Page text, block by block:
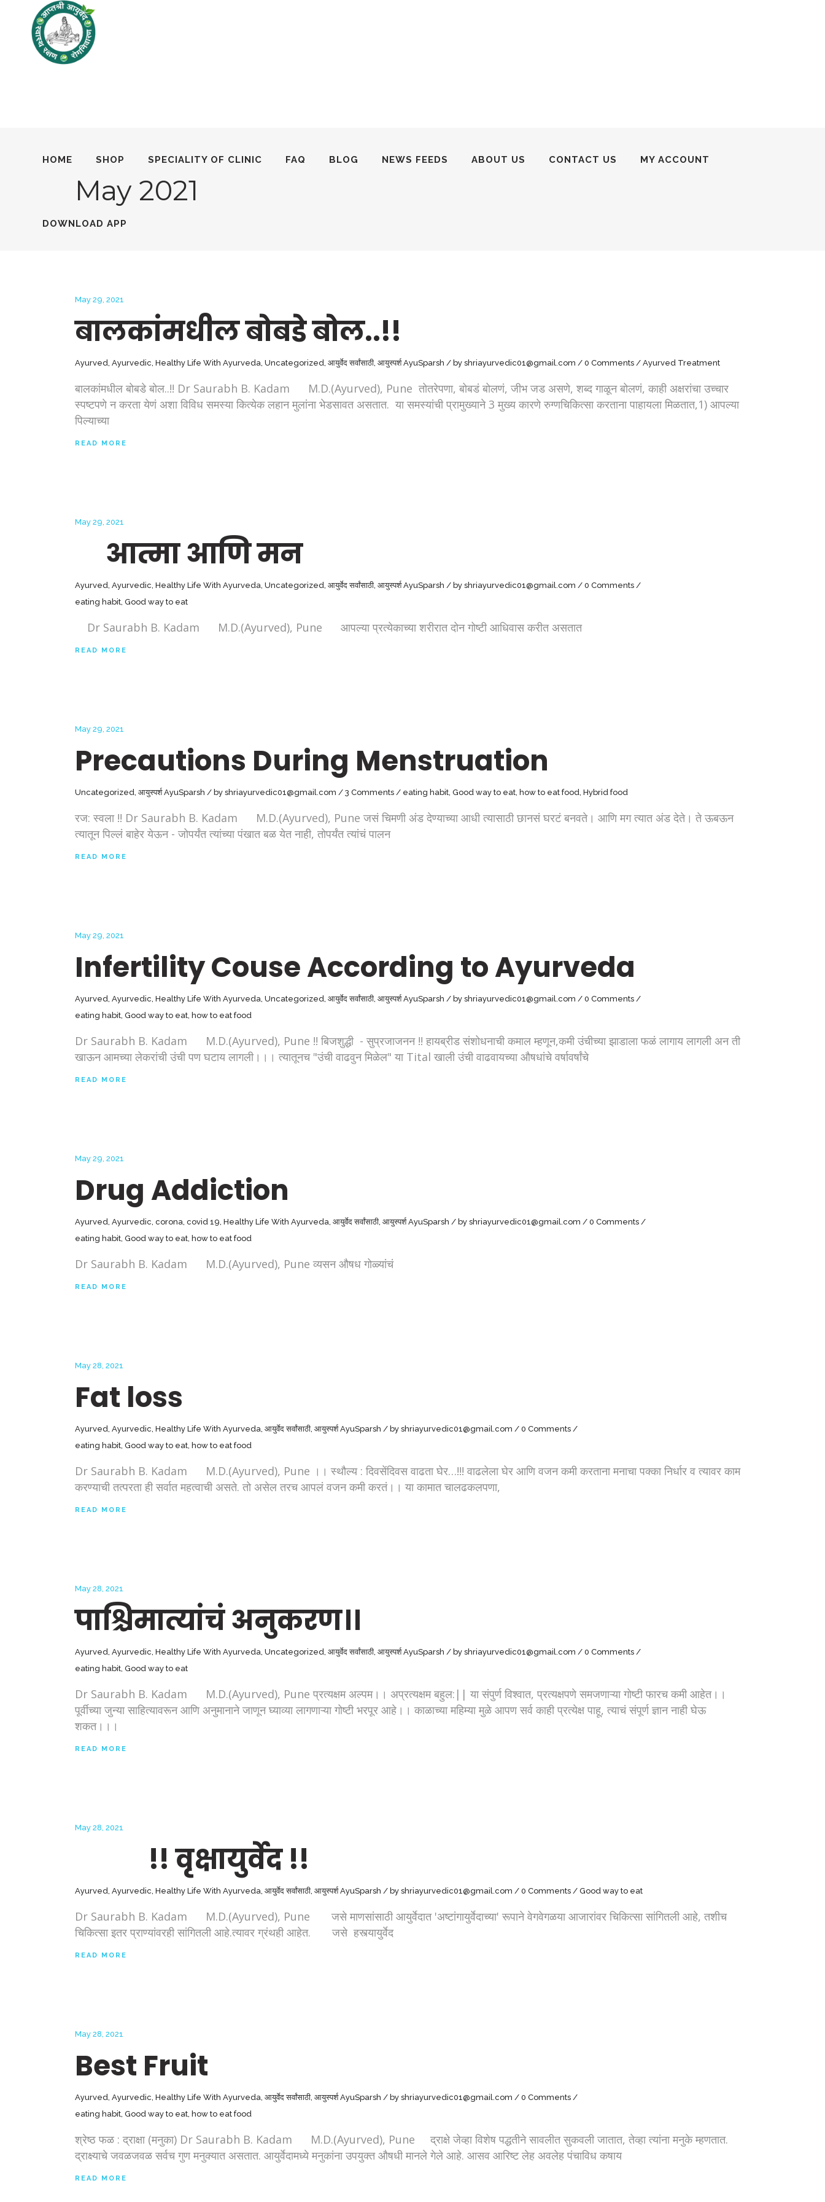
HOME SHOP SPECIALITY OF CLINIC FAQ BLOG NEWS FEEDS ABOUT US CONTACT US MY ACCOUNT
DOWNLOAD APP
May 2021
May 29, 2021
बालकांमधील बोबडे बोल..!!
Ayurved, Ayurvedic, Healthy Life With Ayurveda, Uncategorized, आयुर्वेद सर्वांसाठी, आयुस्पर्श AyuSparsh by shriayurvedic01@gmail.com 0 Comments Ayurved Treatment
बालकांमधील बोबडे बोल..!! Dr Saurabh B. Kadam M.D.(Ayurved), Pune तोतरेपणा, बोबडं बोलणं, जीभ जड असणे, शब्द गाळून बोलणं, काही अक्षरांचा उच्चार
स्पष्टपणे न करता येणं अशा विविध समस्या कित्येक लहान मुलांना भेडसावत असतात. या समस्यांची प्रामुख्याने 3 मुख्य कारणे रुग्णचिकित्सा करताना पाहायला मिळतात,1) आपल्या
पिल्याच्या
READ MORE
May 29, 2021
आत्मा आणि मन
Ayurved, Ayurvedic, Healthy Life With Ayurveda, Uncategorized, आयुर्वेद सर्वांसाठी, आयुस्पर्श AyuSparsh by shriayurvedic01@gmail.com
0 Comments
eating habit, Good way to eat
Dr Saurabh B. Kadam M.D.(Ayurved), Pune आपल्या प्रत्येकाच्या शरीरात दोन गोष्टी आधिवास करीत असतात
READ MORE
May 29, 2021
Precautions During Menstruation
Uncategorized, आयुस्पर्श AyuSparsh by shriayurvedic01@gmail.com 3 Comments eating habit, Good way to eat, how to eat food, Hybrid food
रज: स्वला !! Dr Saurabh B. Kadam M.D.(Ayurved), Pune जसं चिमणी अंड देण्याच्या आधी त्यासाठी छानसं घरटं बनवते। आणि मग त्यात अंड देते। ते ऊबऊन
त्यातून पिल्लं बाहेर येऊन - जोपर्यंत त्यांच्या पंखात बळ येत नाही, तोपर्यंत त्यांचं पालन
READ MORE
May 29, 2021
Infertility Couse According to Ayurveda
Ayurved, Ayurvedic, Healthy Life With Ayurveda, Uncategorized, आयुर्वेद सर्वांसाठी, आयुस्पर्श AyuSparsh by shriayurvedic01@gmail.com
0 Comments
eating habit, Good way to eat, how to eat food
Dr Saurabh B. Kadam M.D.(Ayurved), Pune !! बिजशुद्धी - सुप्रजाजनन !! हायब्रीड संशोधनाची कमाल म्हणून,कमी उंचीच्या झाडाला फळं लागाय लागली अन ती
खाऊन आमच्या लेकरांची उंची पण घटाय लागली।।। त्यातूनच "उंची वाढवुन मिळेल" या Tital खाली उंची वाढवायच्या औषधांचे वर्षावर्षांचे
READ MORE
May 29, 2021
Drug Addiction
Ayurved, Ayurvedic, corona, covid 19, Healthy Life With Ayurveda, आयुर्वेद सर्वांसाठी, आयुस्पर्श AyuSparsh by shriayurvedic01@gmail.com
0 Comments
eating habit, Good way to eat, how to eat food
Dr Saurabh B. Kadam M.D.(Ayurved), Pune व्यसन औषध गोळ्यांचं
READ MORE
May 28, 2021
Fat loss
Ayurved, Ayurvedic, Healthy Life With Ayurveda, आयुर्वेद सर्वांसाठी, आयुस्पर्श AyuSparsh by shriayurvedic01@gmail.com
0 Comments
eating habit, Good way to eat, how to eat food
Dr Saurabh B. Kadam M.D.(Ayurved), Pune ।। स्थौल्य : दिवसेंदिवस वाढता घेर…!!! वाढलेला घेर आणि वजन कमी करताना मनाचा पक्का निर्धार व त्यावर काम
करण्याची तत्परता ही सर्वात महत्वाची असते. तो असेल तरच आपलं वजन कमी करतं।। या कामात चालढकलपणा,
READ MORE
May 28, 2021
पाश्चिमात्यांचं अनुकरण।।
Ayurved, Ayurvedic, Healthy Life With Ayurveda, Uncategorized, आयुर्वेद सर्वांसाठी, आयुस्पर्श AyuSparsh by shriayurvedic01@gmail.com
0 Comments
eating habit, Good way to eat
Dr Saurabh B. Kadam M.D.(Ayurved), Pune प्रत्यक्षम अल्पम।। अप्रत्यक्षम बहुल:|| या संपुर्ण विश्वात, प्रत्यक्षपणे समजणाऱ्या गोष्टी फारच कमी आहेत।।
पूर्वीच्या जुन्या साहित्यावरून आणि अनुमानाने जाणून घ्याव्या लागणाऱ्या गोष्टी भरपूर आहे।। काळाच्या महिम्या मुळे आपण सर्व काही प्रत्येक्ष पाहू, त्याचं संपूर्ण ज्ञान नाही घेऊ
शकत।।।
READ MORE
May 28, 2021
!! वृक्षायुर्वेद !!
Ayurved, Ayurvedic, Healthy Life With Ayurveda, आयुर्वेद सर्वांसाठी, आयुस्पर्श AyuSparsh by shriayurvedic01@gmail.com 0 Comments Good way to eat
Dr Saurabh B. Kadam M.D.(Ayurved), Pune जसे माणसांसाठी आयुर्वेदात 'अष्टांगायुर्वेदाच्या' रूपाने वेगवेगळया आजारांवर चिकित्सा सांगितली आहे, तशीच
चिकित्सा इतर प्राण्यांवरही सांगितली आहे.त्यावर ग्रंथही आहेत. जसे हस्त्यायुर्वेद
READ MORE
May 28, 2021
Best Fruit
Ayurved, Ayurvedic, Healthy Life With Ayurveda, आयुर्वेद सर्वांसाठी, आयुस्पर्श AyuSparsh by shriayurvedic01@gmail.com
0 Comments
eating habit, Good way to eat, how to eat food
श्रेष्ठ फळ : द्राक्षा (मनुका) Dr Saurabh B. Kadam M.D.(Ayurved), Pune द्राक्षे जेव्हा विशेष पद्धतीने सावलीत सुकवली जातात, तेव्हा त्यांना मनुके म्हणतात.
द्राक्ष्याचे जवळजवळ सर्वच गुण मनुक्यात असतात. आयुर्वेदामध्ये मनुकांना उपयुक्त औषधी मानले गेले आहे. आसव आरिष्ट लेह अवलेह पंचाविध कषाय
READ MORE